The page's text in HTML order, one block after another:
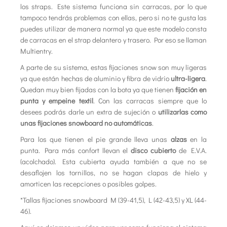
los straps. Este sistema funciona sin carracas, por lo que
tampoco tendrás problemas con ellas, pero si no te gusta las
puedes utilizar de manera normal ya que este modelo consta
de carracas en el strap delantero y trasero. Por eso se llaman
Multientry.
A parte de su sistema, estas fijaciones snow son muy ligeras
ya que están hechas de aluminio y fibra de vidrioultra-ligera.
Quedan muy bien fijadas con la bota ya que tienen fijación en
punta y empeine textil. Con las carracas siempre que lo
desees podrás darle un extra de sujeción o utilizarlas como
unas fijaciones snowboard no automáticas.
Para los que tienen el pie grande lleva unas alzasen la
punta. Para más confort llevan eldisco cubiertode E.V.A.
(acolchado). Esta cubierta ayuda también a que no se
desaflojen los tornillos, no se hagan clapas de hielo y
amorticen las recepciones o posibles golpes.
*Tallas fijaciones snowboard M (39-41,5), L (42-43,5) y XL (44-
46).